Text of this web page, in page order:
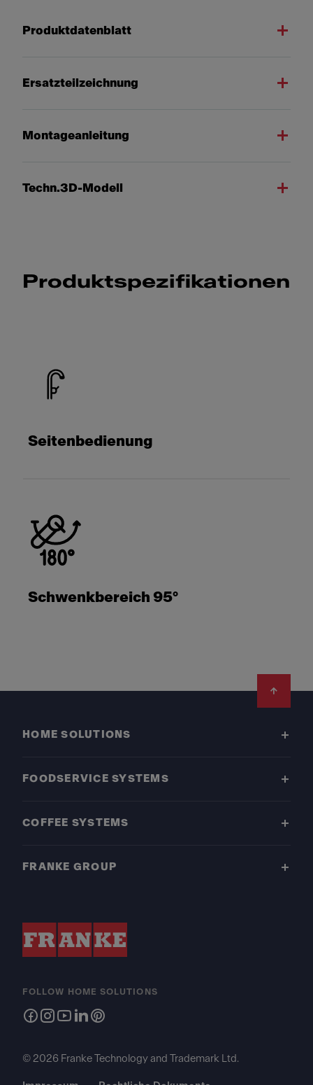
Produktdatenblatt
Ersatzteilzeichnung
Montageanleitung
Techn.3D-Modell
Produktspezifikationen
Seitenbedienung
Schwenkbereich 95°
HOME SOLUTIONS
FOODSERVICE SYSTEMS
COFFEE SYSTEMS
FRANKE GROUP
FOLLOW HOME SOLUTIONS
© 2026 Franke Technology and Trademark Ltd.